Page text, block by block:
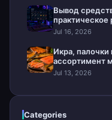
Вывод
практическое
Jul 16, 2026
Икра, палочки
ассортимент
Jul 13, 2026
Categories